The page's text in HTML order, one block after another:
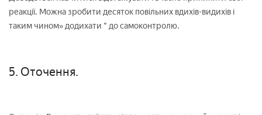
реакції. Можна зробити десяток повільних вдихів-видихів і
таким чином» додихати " до самоконтролю.
5. Оточення.